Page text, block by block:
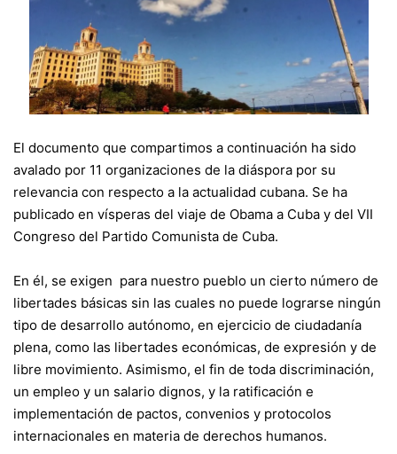
El documento que compartimos a continuación ha sido
avalado por 11 organizaciones de la diáspora por su
relevancia con respecto a la actualidad cubana. Se ha
publicado en vísperas del viaje de Obama a Cuba y del VII
Congreso del Partido Comunista de Cuba.
En él, se exigen para nuestro pueblo un cierto número de
libertades básicas sin las cuales no puede lograrse ningún
tipo de desarrollo autónomo, en ejercicio de ciudadanía
plena, como las libertades económicas, de expresión y de
libre movimiento. Asimismo, el fin de toda discriminación,
un empleo y un salario dignos, y la ratificación e
implementación de pactos, convenios y protocolos
internacionales en materia de derechos humanos.